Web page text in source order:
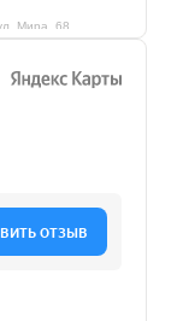
Мира, 68